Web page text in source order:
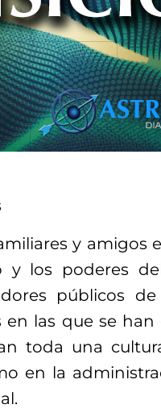
y amigos
y los poderes
públicos
en las que se
toda una
en la